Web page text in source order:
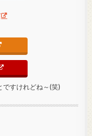
ですけれどね～(笑)